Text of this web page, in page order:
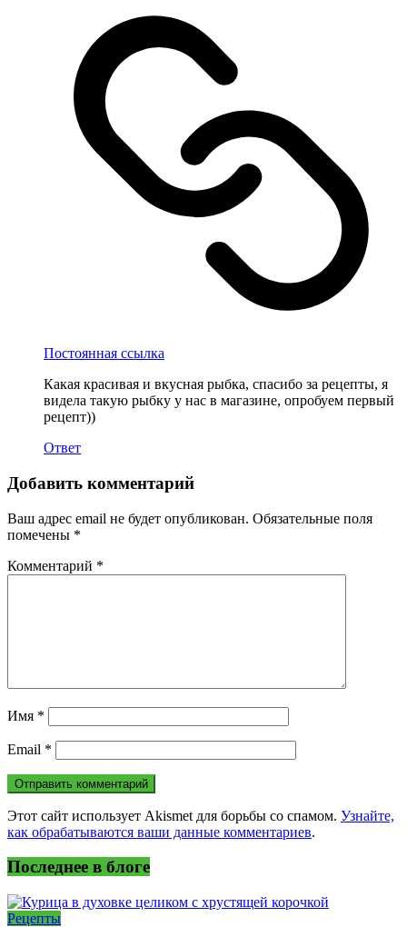
Постоянная ссылка
Какая красивая и вкусная рыбка, спасибо за рецепты, я
видела такую рыбку у нас в магазине, опробуем первый
рецепт))
Ответ
Добавить комментарий
Ваш адрес email не будет опубликован. Обязательные поля
помечены *
Комментарий *
Имя *
Email *
Этот сайт использует Akismet для борьбы со спамом. Узнайте,
как обрабатываются ваши данные комментариев.
Последнее в блоге
Рецепты